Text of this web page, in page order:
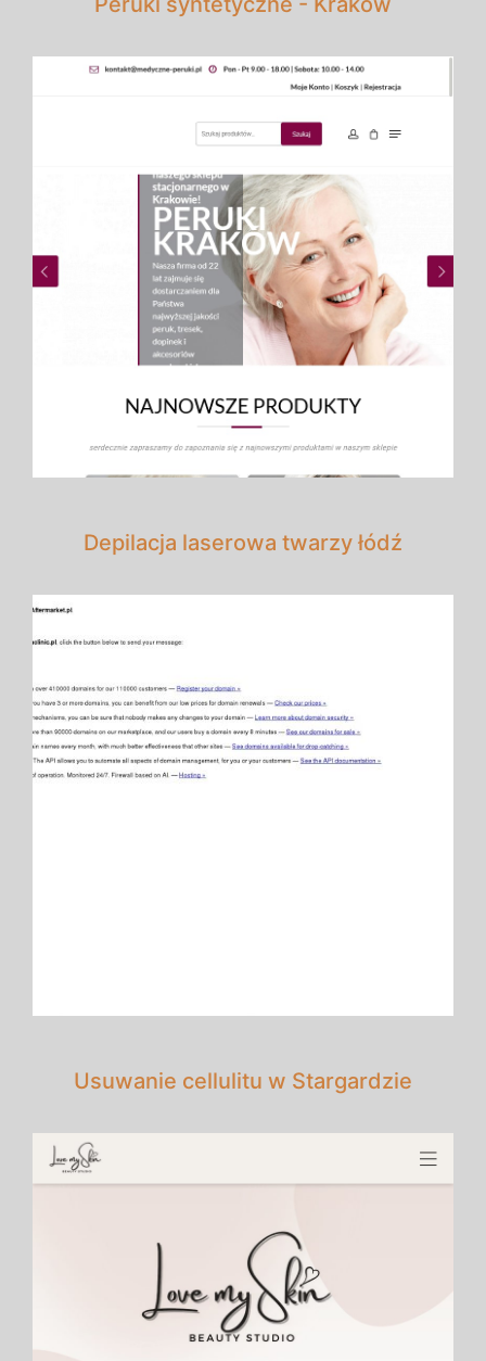
Depilacja laserowa twarzy łódź
Usuwanie cellulitu w Stargardzie